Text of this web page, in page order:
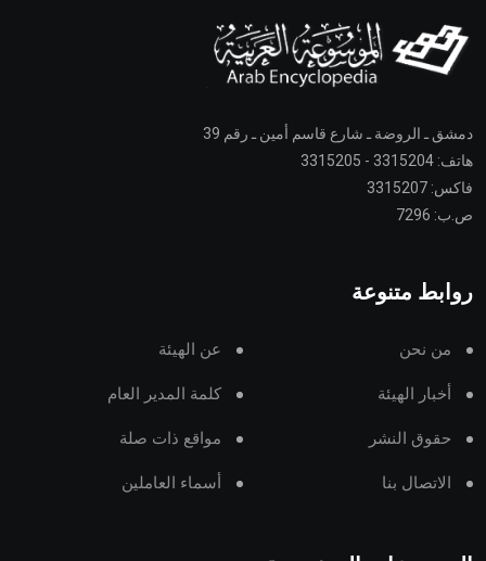
دمشق ـ الروضة ـ شارع قاسم أمين ـ رقم 39
هاتف: 3315204 - 3315205
فاكس: 3315207
ص.ب: 7296
روابط متنوعة
من نحن عن الهيئة
أخبار الهيئة كلمة المدير العام
حقوق النشر مواقع ذات صلة
الاتصال بنا أسماء العاملين